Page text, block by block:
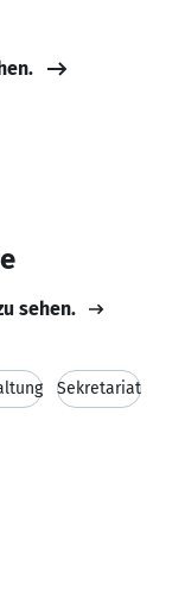
sehen.
Sekretariat